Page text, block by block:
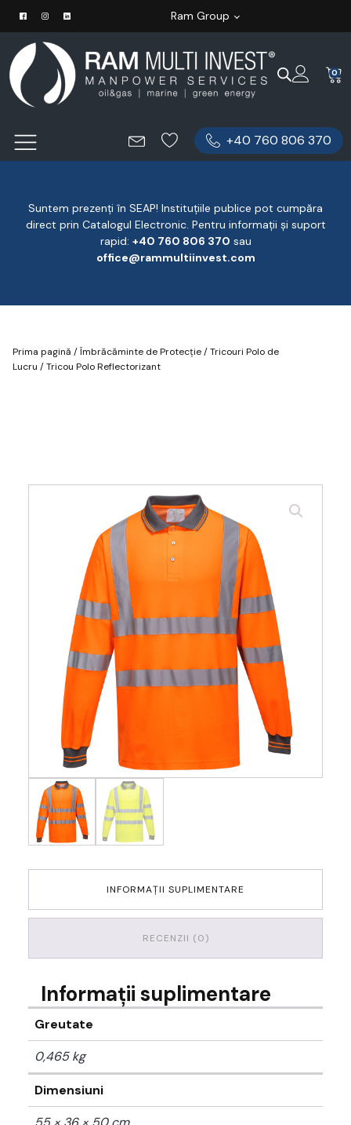
Ram Group
0
+40 760 806 370
Suntem prezenți în SEAP! Instituțiile publice pot cumpăra
direct prin Catalogul Electronic. Pentru informații și suport
rapid: ‪+40 760 806 370 ‬ sau
office@rammultiinvest.com
Prima pagină /Îmbrăcăminte de Protecție/Tricouri Polo de
Lucru / Tricou Polo Reflectorizant
INFORMAȚII SUPLIMENTARE
RECENZII (0)
Informații suplimentare
Greutate
0,465 kg
Dimensiuni